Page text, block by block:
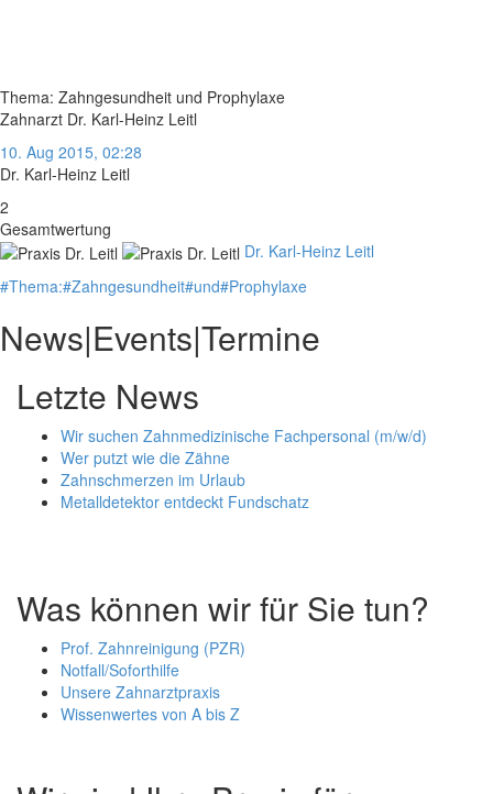
Thema: Zahngesundheit und Prophylaxe
Zahnarzt Dr. Karl-Heinz Leitl
10. Aug 2015, 02:28
Dr. Karl-Heinz Leitl
2
Gesamtwertung
Dr. Karl-Heinz Leitl
#Thema:#Zahngesundheit#und#Prophylaxe
News|Events|Termine
Letzte News
Wir suchen Zahnmedizinische Fachpersonal (m/w/d)
Wer putzt wie die Zähne
Zahnschmerzen im Urlaub
Metalldetektor entdeckt Fundschatz
Was können wir für Sie tun?
Prof. Zahnreinigung (PZR)
Notfall/Soforthilfe
Unsere Zahnarztpraxis
Wissenwertes von A bis Z